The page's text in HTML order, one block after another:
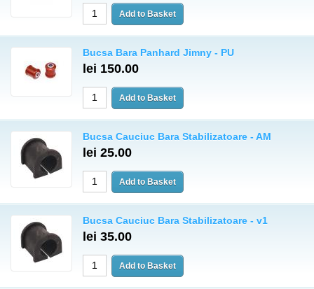
Bucsa Bara Panhard Jimny - PU
lei 150.00
Bucsa Cauciuc Bara Stabilizatoare - AM
lei 25.00
Bucsa Cauciuc Bara Stabilizatoare - v1
lei 35.00